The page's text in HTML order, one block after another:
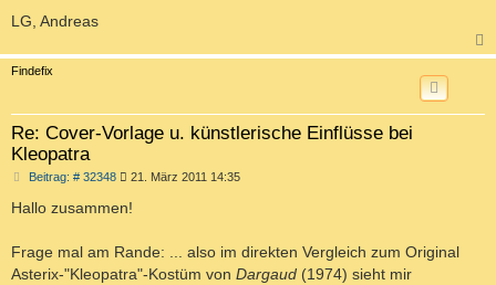
LG, Andreas
a
Findefix
Re: Cover-Vorlage u. künstlerische Einflüsse bei
Kleopatra
Beitrag: # 32348B
i
a
g
21. März 2011 14:35
Hallo zusammen!
Frage mal am Rande: ... also im direkten Vergleich zum Original
Asterix-"Kleopatra"-Kostüm von Dargaud (1974) sieht mir